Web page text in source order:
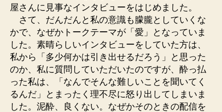
屋さんに見事なインタビューをはじめました。
さて、だんだんと私の意識も朦朧としていくな
かで、なぜかトークテーマが「愛」となっていま
した。素晴らしいインタビューをしていた方は、
私から「多少何かは引き出せるだろう」と思った
のか、私に質問していただいたのですが、酔っ払
った私は、「なんでそんな難しいことを聞いてく
るんだ」とまったく理不尽に怒り出してしまいま
した。泥酔、良くない。なぜかそのときの配信を